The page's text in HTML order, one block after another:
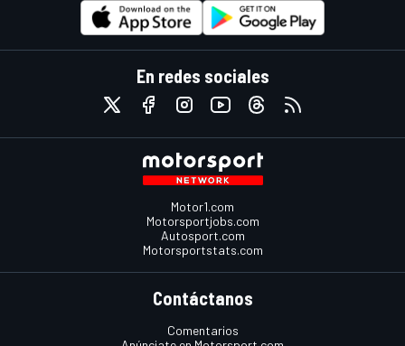
En redes sociales
Motor1.com
Motorsportjobs.com
Autosport.com
Motorsportstats.com
Contáctanos
Comentarios